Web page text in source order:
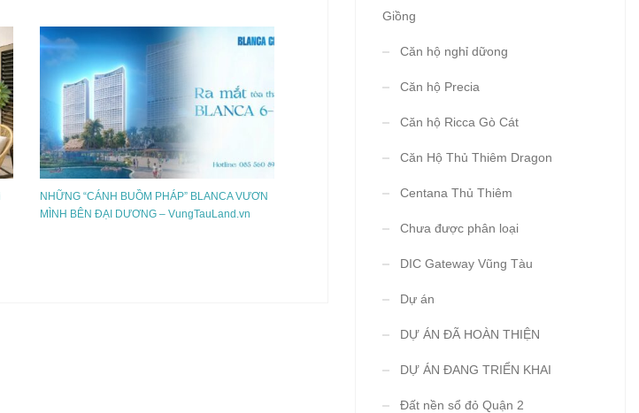
NHỮNG “CÁNH BUỒM PHÁP” BLANCA VƯƠN
MÌNH BÊN ĐẠI DƯƠNG – VungTauLand.vn
Giồng
Căn hộ nghỉ dữong
Căn hộ Precia
Căn hộ Ricca Gò Cát
Căn Hộ Thủ Thiêm Dragon
Centana Thủ Thiêm
Chưa được phân loại
DIC Gateway Vũng Tàu
Dự án
DỰ ÁN ĐÃ HOÀN THIỆN
DỰ ÁN ĐANG TRIỂN KHAI
Đất nền sổ đỏ Quận 2